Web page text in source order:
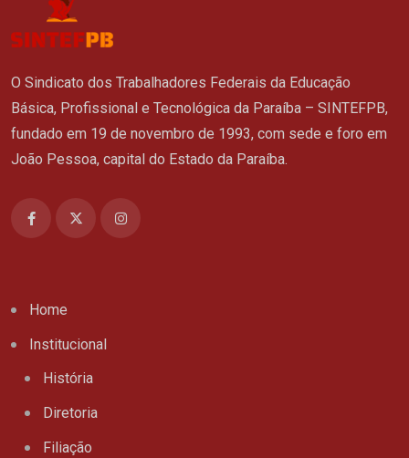
O Sindicato dos Trabalhadores Federais da Educação
Básica, Profissional e Tecnológica da Paraíba – SINTEFPB,
fundado em 19 de novembro de 1993, com sede e foro em
João Pessoa, capital do Estado da Paraíba.
Home
Institucional
História
Diretoria
Filiação